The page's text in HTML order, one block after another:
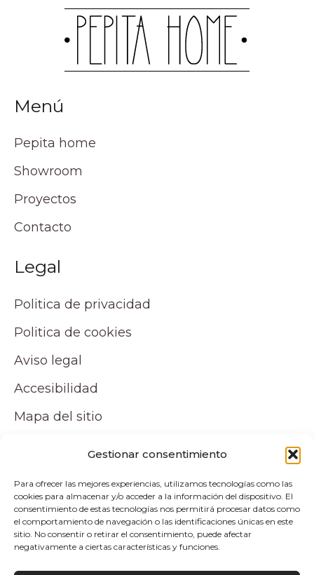
Gestionar consentimiento
Para ofrecer las mejores experiencias, utilizamos tecnologías como las
cookies para almacenar y/o acceder a la información del dispositivo. El
consentimiento de estas tecnologías nos permitirá procesar datos como
el comportamiento de navegación o las identificaciones únicas en este
sitio. No consentir o retirar el consentimiento, puede afectar
negativamente a ciertas características y funciones.
Menú
Pepita home
Showroom
Proyectos
Contacto
Legal
Politica de privacidad
Politica de cookies
Aviso legal
Accesibilidad
Mapa del sitio
Tu cuenta
Mi cuenta
Carrito